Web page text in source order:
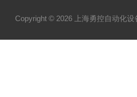
Copyright © 2026 上海勇控自动化